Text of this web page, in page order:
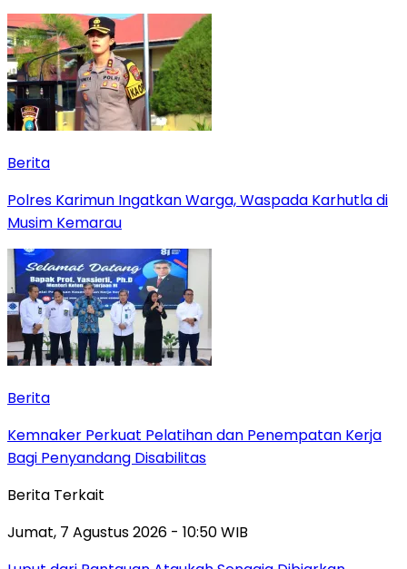
Berita
Polres Karimun Ingatkan Warga, Waspada Karhutla di
Musim Kemarau
Berita
Kemnaker Perkuat Pelatihan dan Penempatan Kerja
Bagi Penyandang Disabilitas
Berita Terkait
Jumat, 7 Agustus 2026 - 10:50 WIB